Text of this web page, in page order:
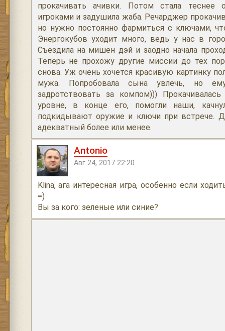
прокачивать ачивки. Потом стала теснее
игроками и задушила жаба. Речарджер
но нужно постоянно фармиться с ключами,
Энергокубов уходит много, ведь у нас в
Съездила на мишен дэй и заодно начала
Теперь не прохожу другие миссии до тех
снова. Уж очень хочется красивую картинку
мужа. Попробовала сына увлечь, но
задротствовать за компом)))
уровне, в конце его, помогли наши,
подкидывают оружие и ключи при встрече.
адекватный более или менее.
Antonio
Авг 24, 2017 22:20
Klina, ага интересная игра, особенно если
=)
Вы за кого: зеленые или синие?